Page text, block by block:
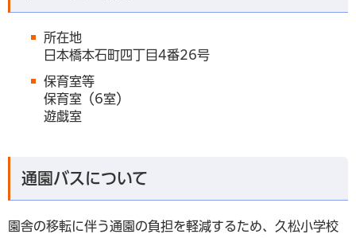
所在地
日本橋本石町四丁目4番26号
保育室等
保育室（6室）
遊戯室
通園バスについて
園舎の移転に伴う通園の負担を軽減するため、久松小学校